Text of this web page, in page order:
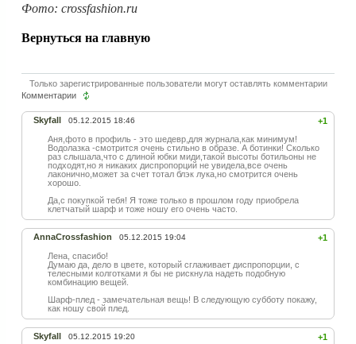
Фото: crossfashion.ru
Вернуться на главную
Только зарегистрированные пользователи могут оставлять комментарии
Комментарии
+1
Skyfall 05.12.2015 18:46
Аня,фото в профиль - это шедевр,для журнала,как минимум!
Водолазка -смотрится очень стильно в образе. А ботинки! Сколько
раз слышала,что с длиной юбки миди,такой высоты ботильоны не
подходят,но я никаких диспропорций не увидела,все очень
лаконично,может за счет тотал блэк лука,но смотрится очень
хорошо.
Да,с покупкой тебя! Я тоже только в прошлом году приобрела
клетчатый шарф и тоже ношу его очень часто.
+1
AnnaCrossfashion 05.12.2015 19:04
Лена, спасибо!
Думаю да, дело в цвете, который сглаживает диспропорции, с
телесными колготками я бы не рискнула надеть подобную
комбинацию вещей.
Шарф-плед - замечательная вещь! В следующую субботу покажу,
как ношу свой плед.
+1
Skyfall 05.12.2015 19:20